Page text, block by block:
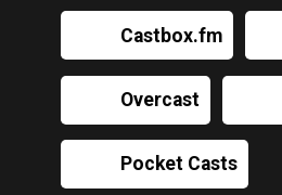
Castbox.fm
Overcast
Pocket Casts